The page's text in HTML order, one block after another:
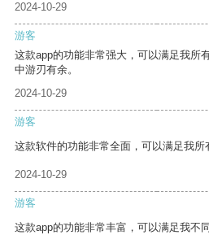
2024-10-29
游客
这款app的功能非常强大，可以满足我所
中游刃有余。
2024-10-29
游客
这款软件的功能非常全面，可以满足我所
2024-10-29
游客
这款app的功能非常丰富，可以满足我不